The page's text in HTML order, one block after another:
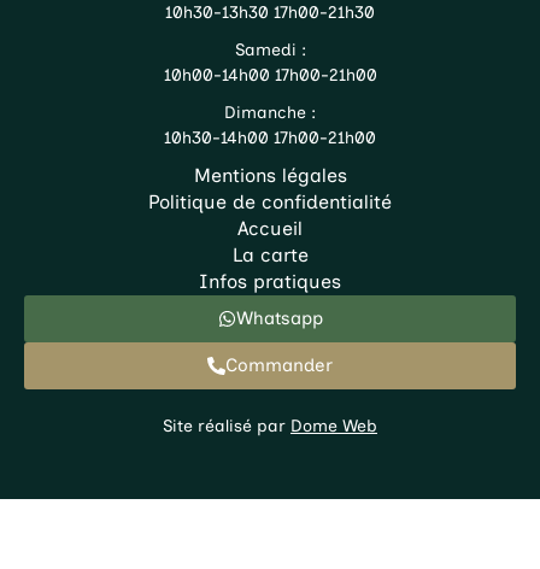
10h30-13h30 17h00-21h30
Samedi :
10h00-14h00 17h00-21h00
Dimanche :
10h30-14h00 17h00-21h00
Commander
Whatsapp
Accueil
La carte
Infos pratiques
Mentions légales
Politique de confidentialité
Site réalisé par Dome Web